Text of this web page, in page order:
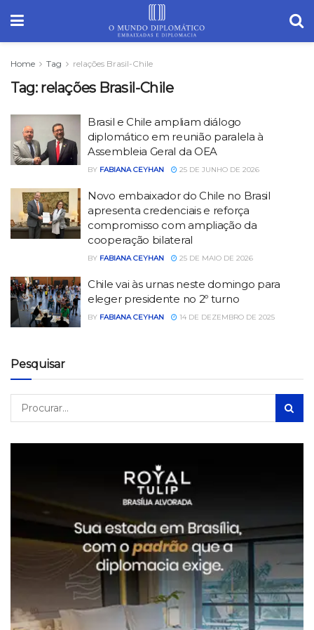
Home Tag relações Brasil-Chile
Tag: relações Brasil-Chile
Brasil e Chile ampliam diálogo
diplomático em reunião paralela à
Assembleia Geral da OEA
BY FABIANA CEYHAN 25 DE JUNHO DE 2026
Novo embaixador do Chile no Brasil
apresenta credenciais e reforça
compromisso com ampliação da
cooperação bilateral
BY FABIANA CEYHAN 25 DE MAIO DE 2026
Chile vai às urnas neste domingo para
eleger presidente no 2º turno
BY FABIANA CEYHAN 14 DE DEZEMBRO DE 2025
Pesquisar